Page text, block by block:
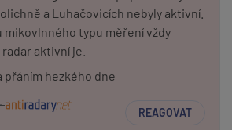
a Luhačovicích nebyly aktivní.
mikovlnného typu měření vždy
aktivní je.
přáním hezkého dne
REAGOVAT